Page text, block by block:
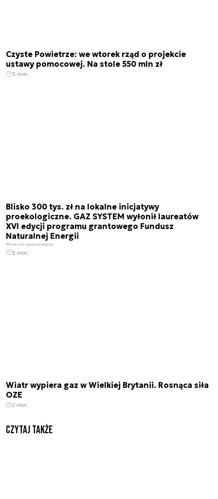
Czyste Powietrze: we wtorek rząd o projekcie
ustawy pomocowej. Na stole 550 mln zł
3 min.
Blisko 300 tys. zł na lokalne inicjatywy
proekologiczne. GAZ SYSTEM wyłonił laureatów
XVI edycji programu grantowego Fundusz
Naturalnej Energii
Materiał sponsorowany
3 min.
Wiatr wypiera gaz w Wielkiej Brytanii. Rosnąca siła
OZE
2 min.
Czytaj także